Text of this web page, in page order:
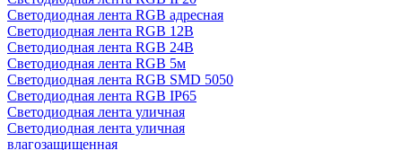
Светодиодная лента RGB адресная
Светодиодная лента RGB 12В
Светодиодная лента RGB 24В
Светодиодная лента RGB 5м
Светодиодная лента RGB SMD 5050
Светодиодная лента RGB IP65
Светодиодная лента уличная
Светодиодная лента уличная
влагозащищенная